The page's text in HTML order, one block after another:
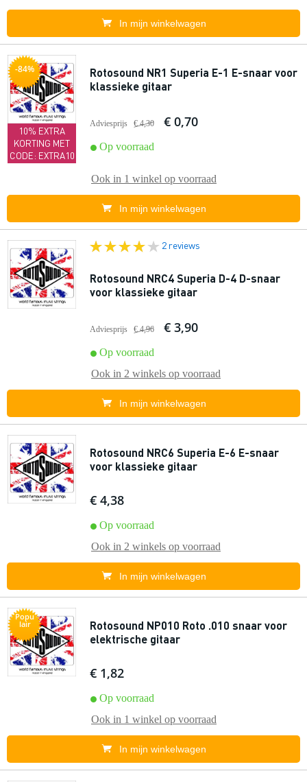
In mijn winkelwagen
-84%
10% EXTRA
KORTING MET
CODE: EXTRA10
Rotosound NR1 Superia E-1 E-snaar voor
klassieke gitaar
Adviesprijs € 4,30 € 0,70
Op voorraad
Ook in 1 winkel op voorraad
In mijn winkelwagen
2 reviews
Rotosound NRC4 Superia D-4 D-snaar
voor klassieke gitaar
Adviesprijs € 4,96 € 3,90
Op voorraad
Ook in 2 winkels op voorraad
In mijn winkelwagen
Rotosound NRC6 Superia E-6 E-snaar
voor klassieke gitaar
€ 4,38
Op voorraad
Ook in 2 winkels op voorraad
In mijn winkelwagen
Popu
lair
Rotosound NP010 Roto .010 snaar voor
elektrische gitaar
€ 1,82
Op voorraad
Ook in 1 winkel op voorraad
In mijn winkelwagen